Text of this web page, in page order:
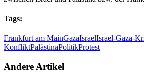
Tags:
Frankfurt am MainGazaIsraelIsrael-Gaza-
KonfliktPalästinaPolitikProtest
Andere Artikel